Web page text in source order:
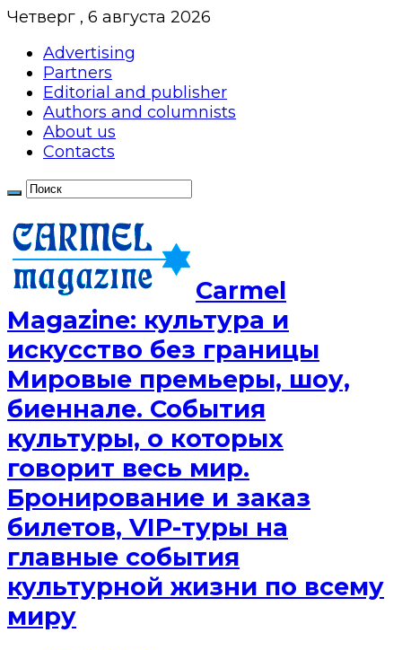
Четверг , 6 августа 2026
Advertising
Partners
Editorial and publisher
Authors and columnists
About us
Contacts
Сarmel
Magazine: культура и
искусство без границы
Мировые премьеры, шоу,
биеннале. События
культуры, о которых
говорит весь мир.
Бронирование и заказ
билетов, VIP-туры на
главные события
культурной жизни по всему
миру